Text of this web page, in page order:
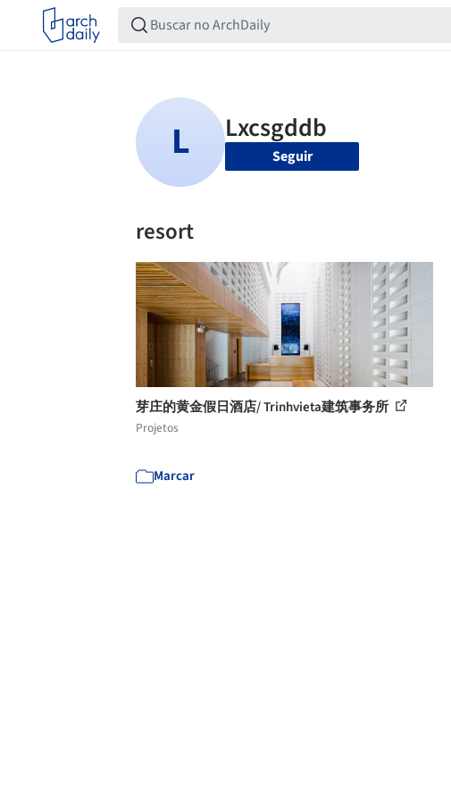
Seguir
resort
芽庄的黄金假日酒店/ Trinhvieta建筑事务所
Projetos
Marcar